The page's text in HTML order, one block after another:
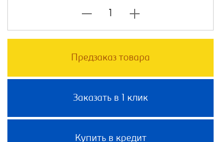
Предзаказ товара
Заказать в 1 клик
Купить в кредит